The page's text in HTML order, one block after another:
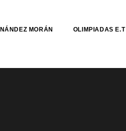
MORÁN OLIMPIADAS E.T